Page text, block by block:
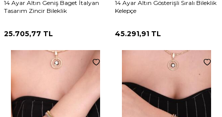
14 Ayar Altın Geniş Baget İtalyan
Tasarım Zincir Bileklik
25.705,77 TL
14 Ayar Altın Gösterişli Sıralı Bileklik
Kelepçe
45.291,91 TL